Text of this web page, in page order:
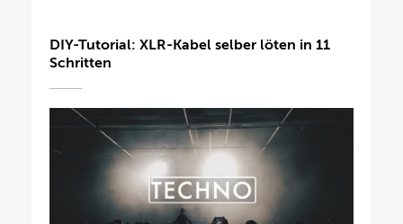
DIY-Tutorial: XLR-Kabel selber löten in 11
Schritten